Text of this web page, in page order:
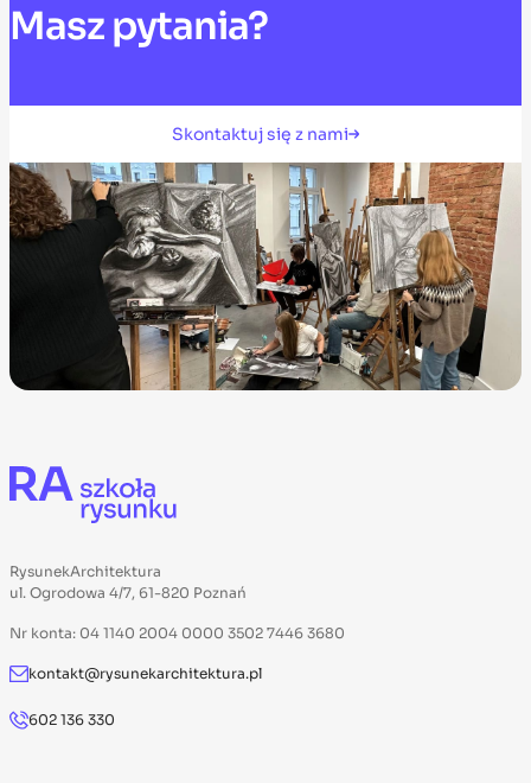
Masz pytania?
Skontaktuj się z nami
RysunekArchitektura
ul. Ogrodowa 4/7, 61-820 Poznań
Nr konta: 04 1140 2004 0000 3502 7446 3680
kontakt@rysunekarchitektura.pl
602 136 330